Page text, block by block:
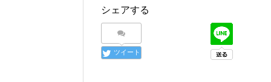
シェアする
ツイート